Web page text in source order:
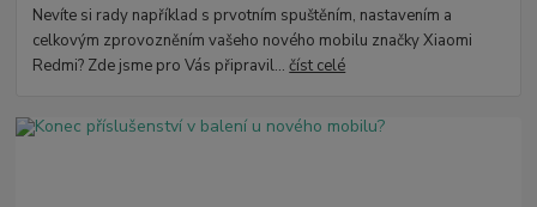
Nevíte si rady například s prvotním spuštěním, nastavením a
celkovým zprovozněním vašeho nového mobilu značky Xiaomi
Redmi? Zde jsme pro Vás připravil...číst celé